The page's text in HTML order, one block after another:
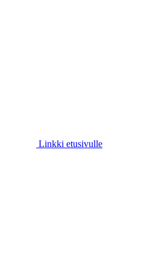
Linkki etusivulle